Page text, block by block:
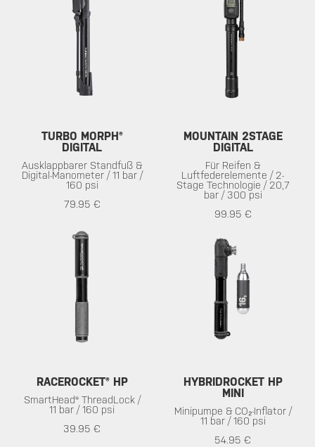
TURBO MORPH®
DIGITAL
Ausklappbarer Standfuß &
Digital-Manometer / 11 bar /
160 psi
79.95 €
MOUNTAIN 2STAGE
DIGITAL
Für Reifen &
Luftfederelemente / 2-
Stage Technologie / 20,7
bar / 300 psi
99.95 €
RACEROCKET® HP
SmartHead® ThreadLock /
11 bar / 160 psi
39.95 €
HYBRIDROCKET HP
MINI
Minipumpe & CO₂-Inflator /
11 bar / 160 psi
54.95 €